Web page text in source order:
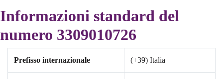
Informazioni standard del
numero 3309010726
Prefisso internazionale (+39) Italia